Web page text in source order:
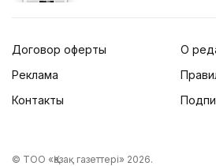
Договор оферты
Реклама
Контакты
О
© ТОО «Қазақ газеттері» 2026.